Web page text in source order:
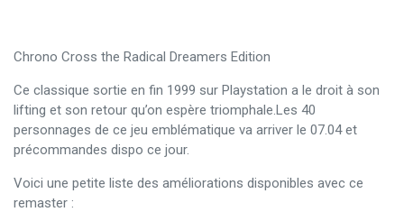
Chrono Cross the Radical Dreamers Edition
Ce classique sortie en fin 1999 sur Playstation a le droit à son
lifting et son retour qu’on espère triomphale.Les 40
personnages de ce jeu emblématique va arriver le 07.04 et
précommandes dispo ce jour.
Voici une petite liste des améliorations disponibles avec ce
remaster :